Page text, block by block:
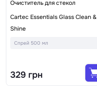
Очиститель для стекол
Cartec Essentials Glass Clean &
Shine
Спрей 500 мл
329 грн